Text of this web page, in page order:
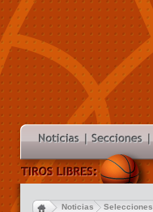
Noticias Selecciones